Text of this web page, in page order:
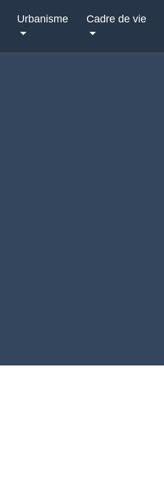
Urbanisme Cadre de vie